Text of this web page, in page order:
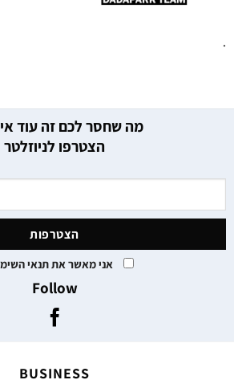
מה שחסר לכם זה עוד
הצטרפו לניוזלטר
אני מאשר את תנאי
Follow
BUSINESS